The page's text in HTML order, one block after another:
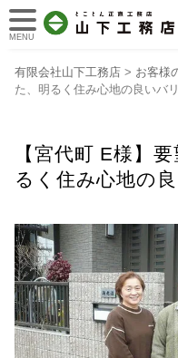
有限会社山下工務店 > お客様
た、明るく住み心地の良いバ
【宮代町 E様】
るく住み心地の
MENU